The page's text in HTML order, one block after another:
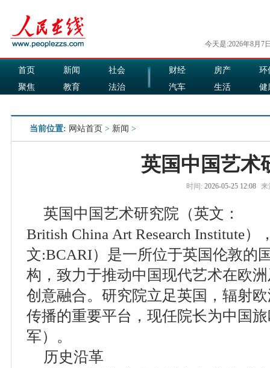
今天是:2026年8月7
首页 新闻
社会
聚焦
教育
法治
财经 房产
环
汽车
生活
健
当前位置: 网站首页 > 新闻 >
英国中国艺术
时间: 2026-05-25 12:08 来
英国中国艺术研究院（英文：
British China Art Research Institute
文:BCARI）是一所位于英国伦敦的
构，致力于推动中国现代艺术在欧
创意融合。研究院立足英国，辐射
传播的重要平台，现任院长为中国
军）。
历史沿革